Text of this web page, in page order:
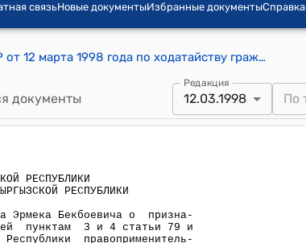
связьНовые документыИзбранные документыСправка
Решение Конституционного суда КР от 12 марта 1998 года по ходатайству гражданина Муканбетова Эрмека Бекбоевича о признании неконституционной и несоответствующей пунктам 3 и 4 статьи 79 и пункту 2 статьи 83 Конституции Кыргызской Республики правоприменительной практики Верховного суда Кыргызской Республики, установленной постановлением Президиума Верховного суда Кыргызской Республики от 17 октября 1996 года
документы
Редакция
12.03.1998